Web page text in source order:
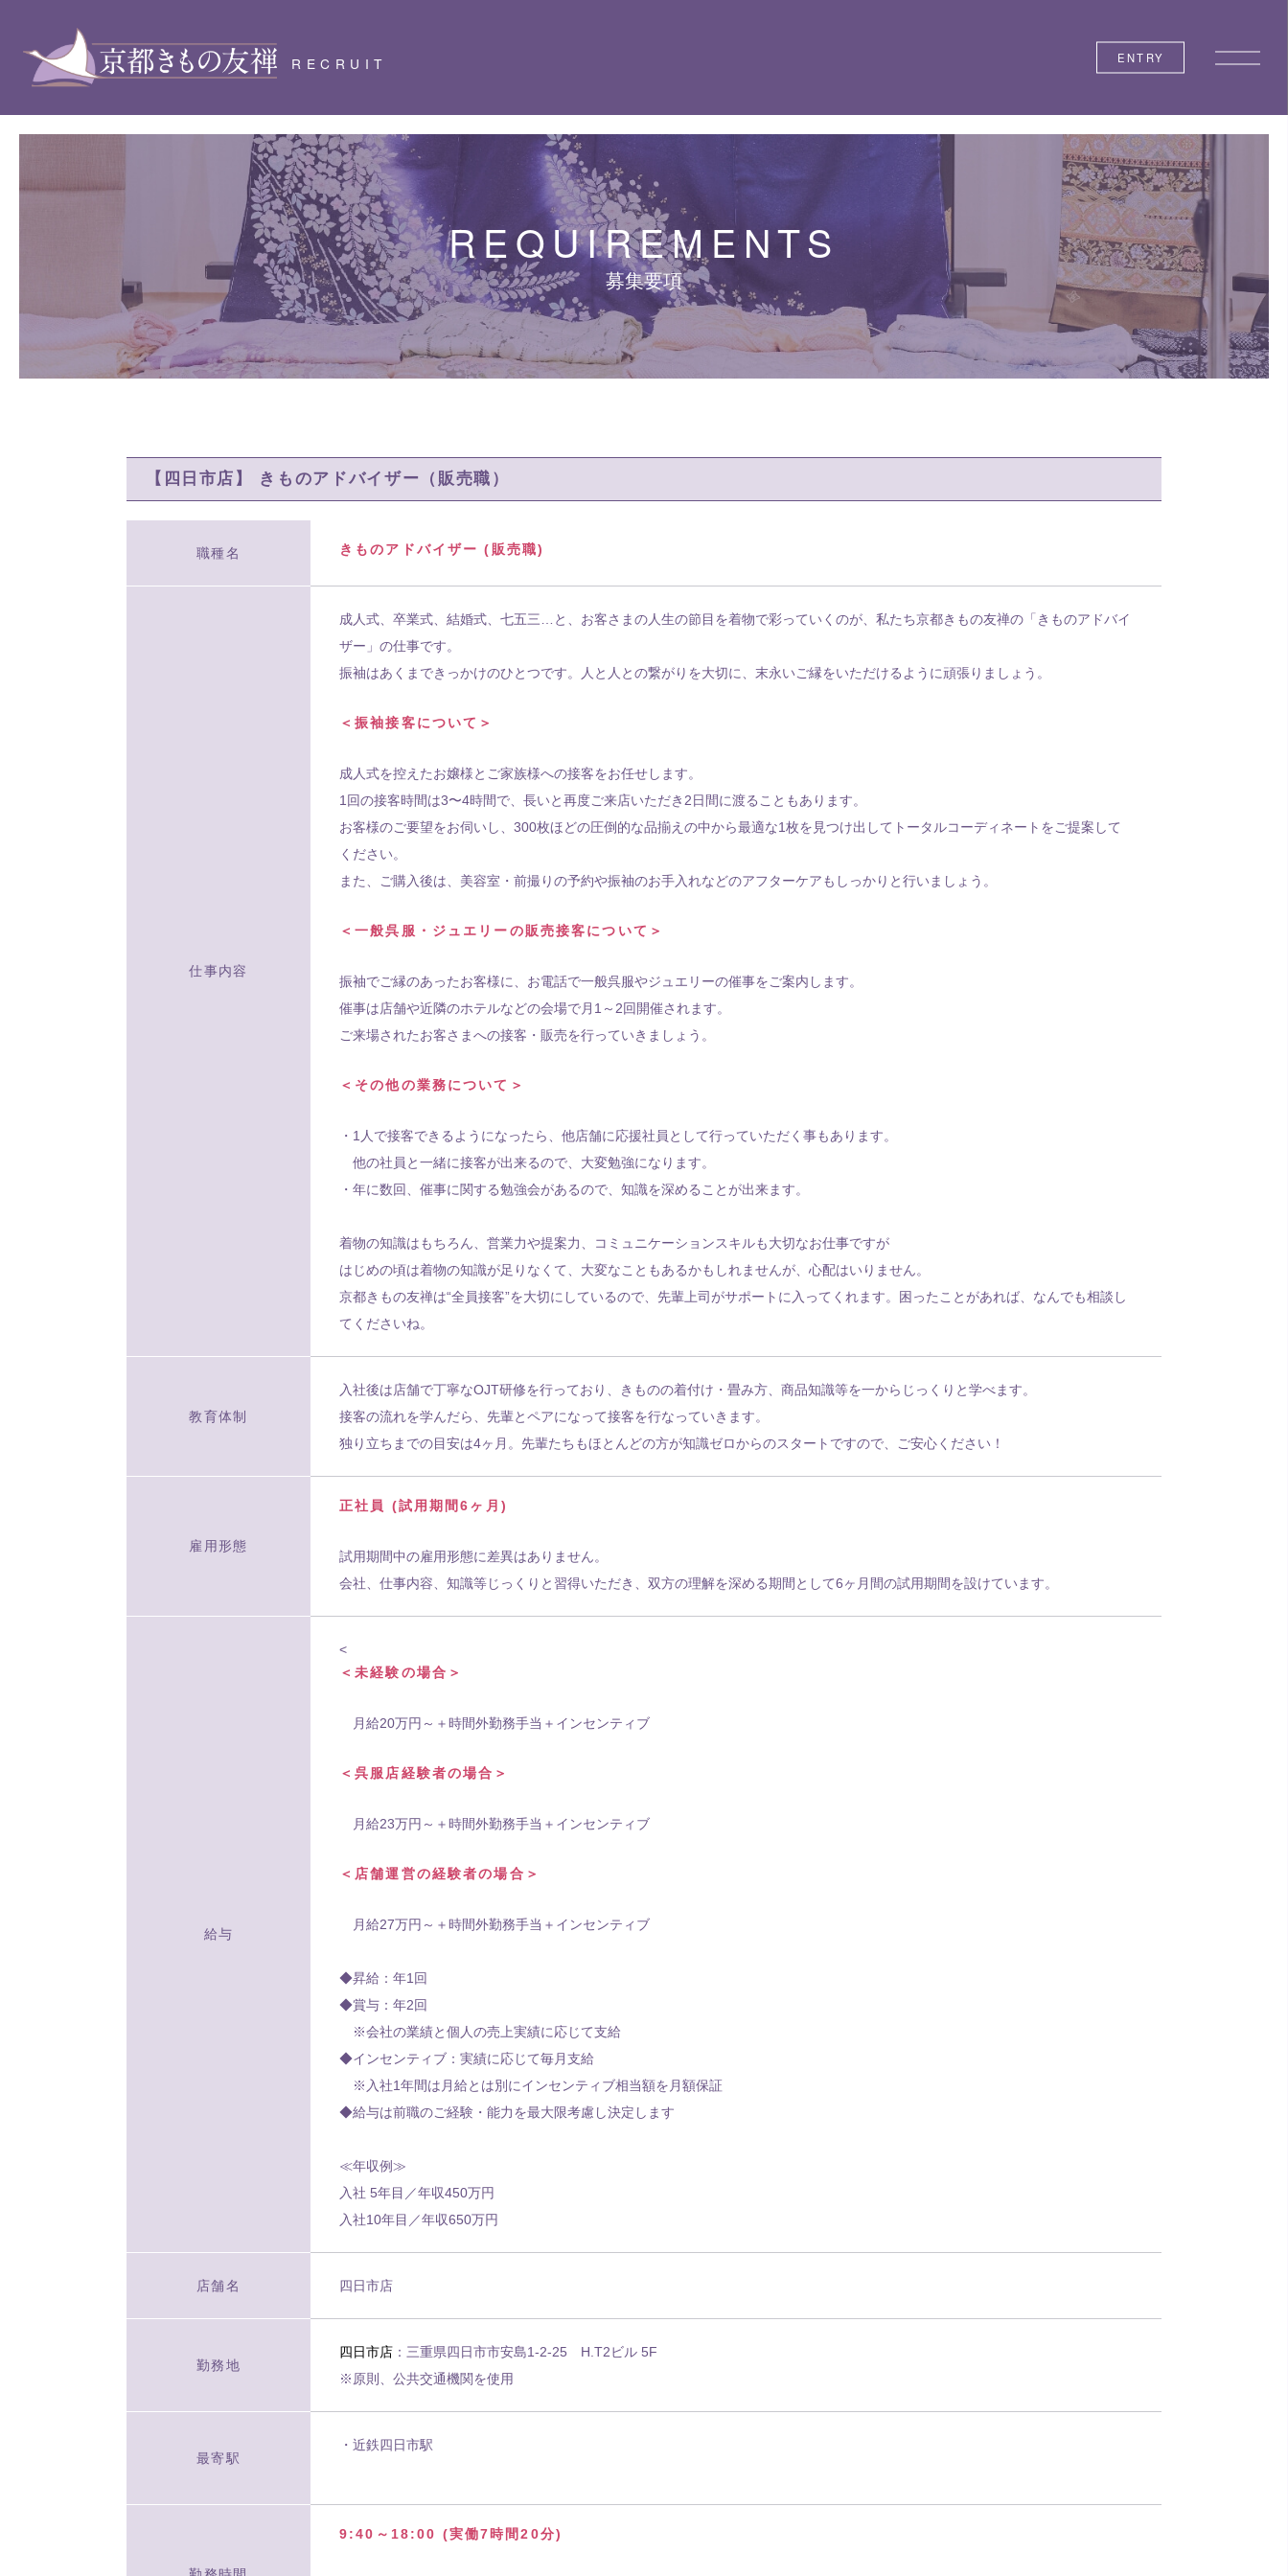
RECRUIT ENTRY
REQUIREMENTS
募集要項
【四日市店】 きものアドバイザー（販売職）
職種名 きものアドバイザー (販売職)
仕事内容
成人式、卒業式、結婚式、七五三…と、お客さまの人生の節目を着物で彩っていくのが、私たち京都きもの友禅の「きものアドバイ
ザー」の仕事です。
振袖はあくまできっかけのひとつです。人と人との繋がりを大切に、末永いご縁をいただけるように頑張りましょう。
＜振袖接客について＞
成人式を控えたお嬢様とご家族様への接客をお任せします。
1回の接客時間は3〜4時間で、長いと再度ご来店いただき2日間に渡ることもあります。
お客様のご要望をお伺いし、300枚ほどの圧倒的な品揃えの中から最適な1枚を見つけ出してトータルコーディネートをご提案して
ください。
また、ご購入後は、美容室・前撮りの予約や振袖のお手入れなどのアフターケアもしっかりと行いましょう。
＜一般呉服・ジュエリーの販売接客について＞
振袖でご縁のあったお客様に、お電話で一般呉服やジュエリーの催事をご案内します。
催事は店舗や近隣のホテルなどの会場で月1～2回開催されます。
ご来場されたお客さまへの接客・販売を行っていきましょう。
＜その他の業務について＞
・1人で接客できるようになったら、他店舗に応援社員として行っていただく事もあります。
他の社員と一緒に接客が出来るので、大変勉強になります。
・年に数回、催事に関する勉強会があるので、知識を深めることが出来ます。
着物の知識はもちろん、営業力や提案力、コミュニケーションスキルも大切なお仕事ですが
はじめの頃は着物の知識が足りなくて、大変なこともあるかもしれませんが、心配はいりません。
京都きもの友禅は“全員接客”を大切にしているので、先輩上司がサポートに入ってくれます。困ったことがあれば、なんでも相談し
てくださいね。
教育体制
入社後は店舗で丁寧なOJT研修を行っており、きものの着付け・畳み方、商品知識等を一からじっくりと学べます。
接客の流れを学んだら、先輩とペアになって接客を行なっていきます。
独り立ちまでの目安は4ヶ月。先輩たちもほとんどの方が知識ゼロからのスタートですので、ご安心ください！
雇用形態
正社員 (試用期間6ヶ月)
試用期間中の雇用形態に差異はありません。
会社、仕事内容、知識等じっくりと習得いただき、双方の理解を深める期間として6ヶ月間の試用期間を設けています。
給与
<
＜未経験の場合＞
月給20万円～＋時間外勤務手当＋インセンティブ
＜呉服店経験者の場合＞
月給23万円～＋時間外勤務手当＋インセンティブ
＜店舗運営の経験者の場合＞
月給27万円～＋時間外勤務手当＋インセンティブ
◆昇給：年1回
◆賞与：年2回
※会社の業績と個人の売上実績に応じて支給
◆インセンティブ：実績に応じて毎月支給
※入社1年間は月給とは別にインセンティブ相当額を月額保証
◆給与は前職のご経験・能力を最大限考慮し決定します
≪年収例≫
入社 5年目／年収450万円
入社10年目／年収650万円
店舗名 四日市店
勤務地
四日市店 ：三重県四日市市安島1-2-25 H.T2ビル 5F
※原則、公共交通機関を使用
最寄駅
・近鉄四日市駅
9:40～18:00 (実働7時間20分)